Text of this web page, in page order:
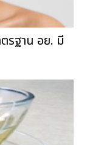
รฐาน อย. มี